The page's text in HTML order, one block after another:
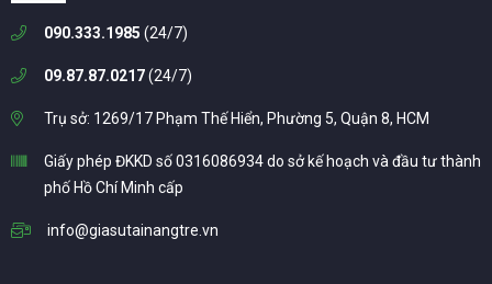
090.333.1985 (24/7)
09.87.87.0217(24/7)
Trụ sở: 1269/17 Phạm Thế Hiển, Phường 5, Quận 8, HCM
Giấy phép ĐKKD số 0316086934 do sở kế hoạch và đầu tư thành
phố Hồ Chí Minh cấp
info@giasutainangtre.vn